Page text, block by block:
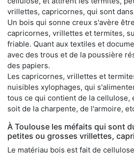
vrillettes, capricornes, qui sont
Un bois qui sonne creux s'avère
capricornes, vrillettes et termites,
friable. Quant aux textiles et
avec des trous et de la poussière
des papiers.
Les capricornes, vrillettes et
nuisibles xylophages, qui
tous ce qui contient de la cellulose,
soit de la charpente, de l'armoire,
À Toulouse les méfaits qui sont
petites ou grosses vrillettes,
Le matériau bois est fait de